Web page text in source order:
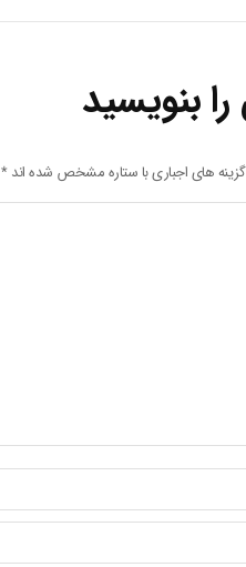
بنویسید
های اجباری با ستاره مشخص شده اند*